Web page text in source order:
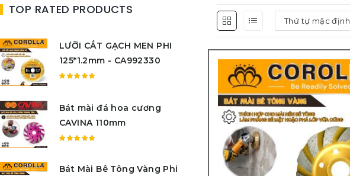
Thứ tự mặc định
TOP RATED PRODUCTS
LƯỠI CẮT GẠCH MEN PHI
125*1.2mm - CA992330
hạng
Bát mài đá hoa cương
CAVINA 110mm
hạng
Bát Mài Bê Tông Vàng Phi